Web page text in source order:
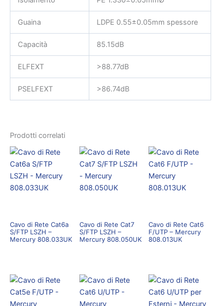
Guaina LDPE 0.55±0.05mm spessore
Capacità 85.15dB
ELFEXT >88.77dB
PSELFEXT >86.74dB
Prodotti correlati
Cavo di Rete Cat6a
S/FTP LSZH –
Mercury 808.033UK
Cavo di Rete Cat7
S/FTP LSZH –
Mercury 808.050UK
Cavo di Rete Cat6
F/UTP – Mercury
808.013UK